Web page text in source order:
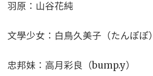
羽原：山谷花純
文學少女：白鳥久美子（たんぽぽ）
忠邦妹：高月彩良（bump.y）